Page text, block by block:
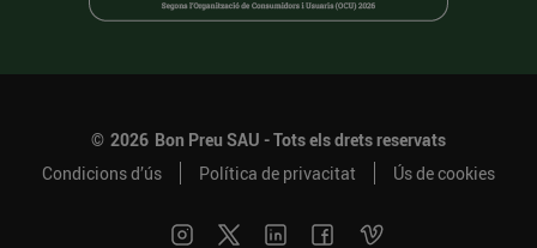
© 2026 Bon Preu SAU - Tots els drets reservats
Condicions d’ús
Política de privacitat Ús de cookies